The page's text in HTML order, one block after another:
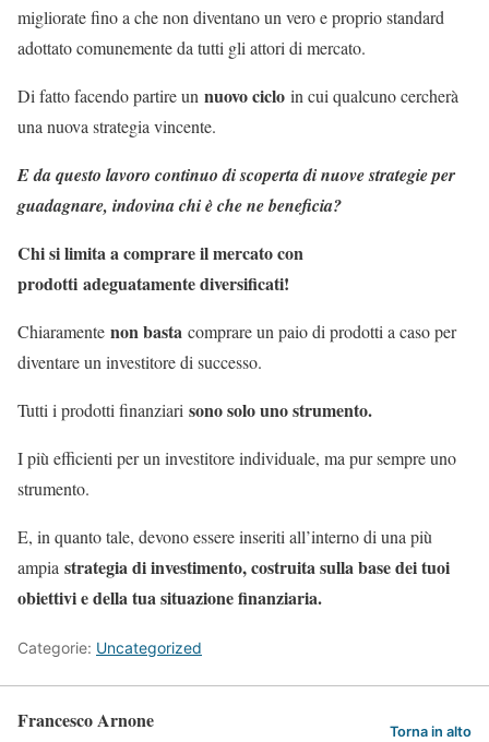
migliorate fino a che non diventano un vero e proprio standard
adottato comunemente da tutti gli attori di mercato.
Di fatto facendo partire un nuovo ciclo in cui qualcuno cercherà
una nuova strategia vincente.
E da questo lavoro continuo di scoperta di nuove strategie per
guadagnare, indovina chi è che ne beneficia?
Chi si limita a comprare il mercato con
prodotti adeguatamente diversificati!
Chiaramente non basta comprare un paio di prodotti a caso per
diventare un investitore di successo.
Tutti i prodotti finanziari sono solo uno strumento.
I più efficienti per un investitore individuale, ma pur sempre uno
strumento.
E, in quanto tale, devono essere inseriti all’interno di una più
ampia strategia di investimento, costruita sulla base dei tuoi
obiettivi e della tua situazione finanziaria.
Categorie: Uncategorized
Francesco Arnone Torna in alto